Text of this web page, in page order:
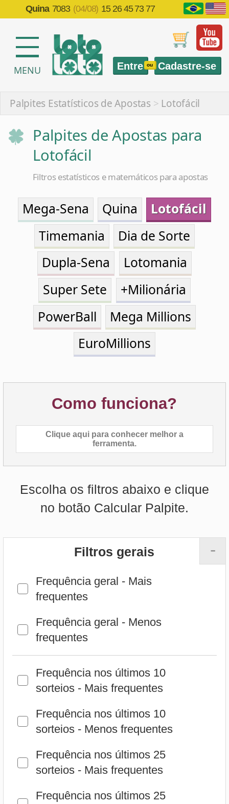
Quina 7083 (04/08) 15 26 45 73 77
Entre ou Cadastre-se
Palpites de Apostas para
Lotofácil
Filtros estatísticos e matemáticos para apostas
Lotofácil
Timemania
Dia de Sorte
Dupla-Sena Lotomania
Super Sete +Milionária
PowerBall
Mega Millions
EuroMillions
Como funciona?
ferramenta.
Escolha os filtros abaixo e clique
no botãoCalcular Palpite.
-
Filtros gerais
Frequência geral - Menos
Frequência nos últimos 10
Frequência nos últimos 10
Frequência nos últimos 25
sorteios - Mais frequentes
Frequência nos últimos 25
sorteios - Menos frequentes
sorteios - Mais frequentes
sorteios - Menos frequentes